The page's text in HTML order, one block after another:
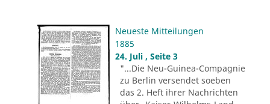
Neueste Mitteilungen
1885
24. Juli , Seite 3
"...Die Neu-Guinea-Compagnie
zu Berlin versendet soeben
das 2. Heft ihrer Nachrichten